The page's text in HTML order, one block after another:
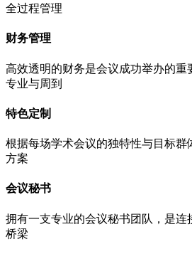
全过程管理
财务管理
高效透明的财务是会议成功举办的重
专业与周到
特色定制
根据每场学术会议的独特性与目标群
方案
会议秘书
拥有一支专业的会议秘书团队，是连
桥梁